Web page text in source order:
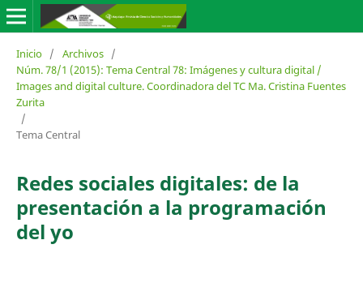
Inicio / Archivos /
Núm. 78/1 (2015): Tema Central 78: Imágenes y cultura digital /
Images and digital culture. Coordinadora del TC Ma. Cristina Fuentes
Zurita
/
Tema Central
Redes sociales digitales: de la
presentación a la programación
del yo